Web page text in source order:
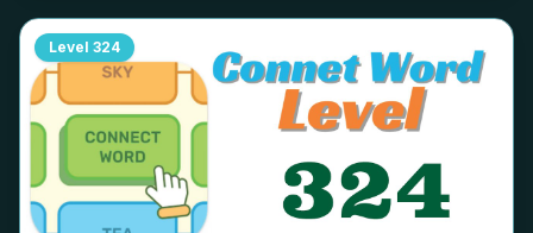
Level 324